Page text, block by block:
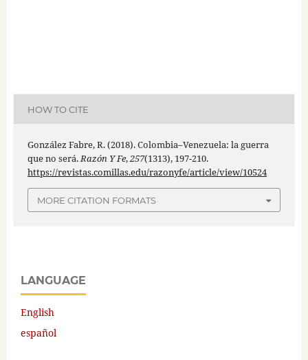
HOW TO CITE
González Fabre, R. (2018). Colombia–Venezuela: la guerra
que no será.Razón Y Fe,257(1313), 197-210.
https://revistas.comillas.edu/razonyfe/article/view/10524
MORE CITATION FORMATS
LANGUAGE
English
español